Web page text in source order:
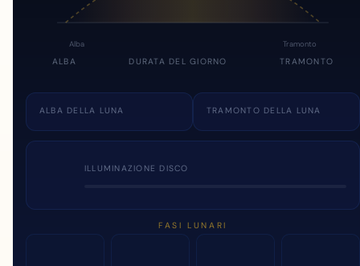
Alba Tramonto
ALBA DURATA DEL GIORNO TRAMONTO
ALBA DELLA LUNA TRAMONTO DELLA LUNA
ILLUMINAZIONE DISCO
FASI LUNARI